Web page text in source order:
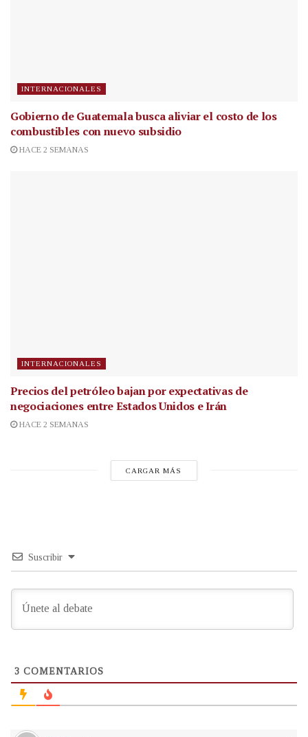
INTERNACIONALES
Gobierno de Guatemala busca aliviar el costo de los
combustibles con nuevo subsidio
HACE 2 SEMANAS
INTERNACIONALES
Precios del petróleo bajan por expectativas de
negociaciones entre Estados Unidos e Irán
HACE 2 SEMANAS
CARGAR MÁS
Suscribir
3 COMENTARIOS